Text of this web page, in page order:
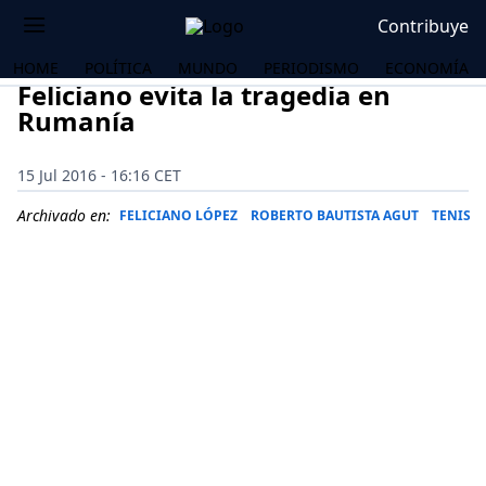
Contribuye
HOME POLÍTICA MUNDO PERIODISMO ECONOMÍA
Feliciano evita la tragedia en
Rumanía
15 Jul 2016 - 16:16 CET
Archivado en: FELICIANO LÓPEZ ROBERTO BAUTISTA AGUT TENIS